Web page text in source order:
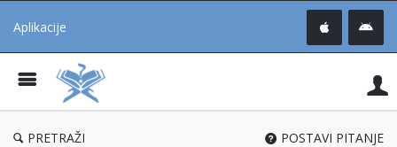
Aplikacije
®
PRETRAŽI POSTAVI PITANJE